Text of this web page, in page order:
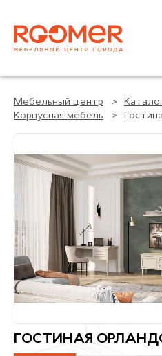
Мебельный центр
Корпусная мебель
ГОСТИНАЯ